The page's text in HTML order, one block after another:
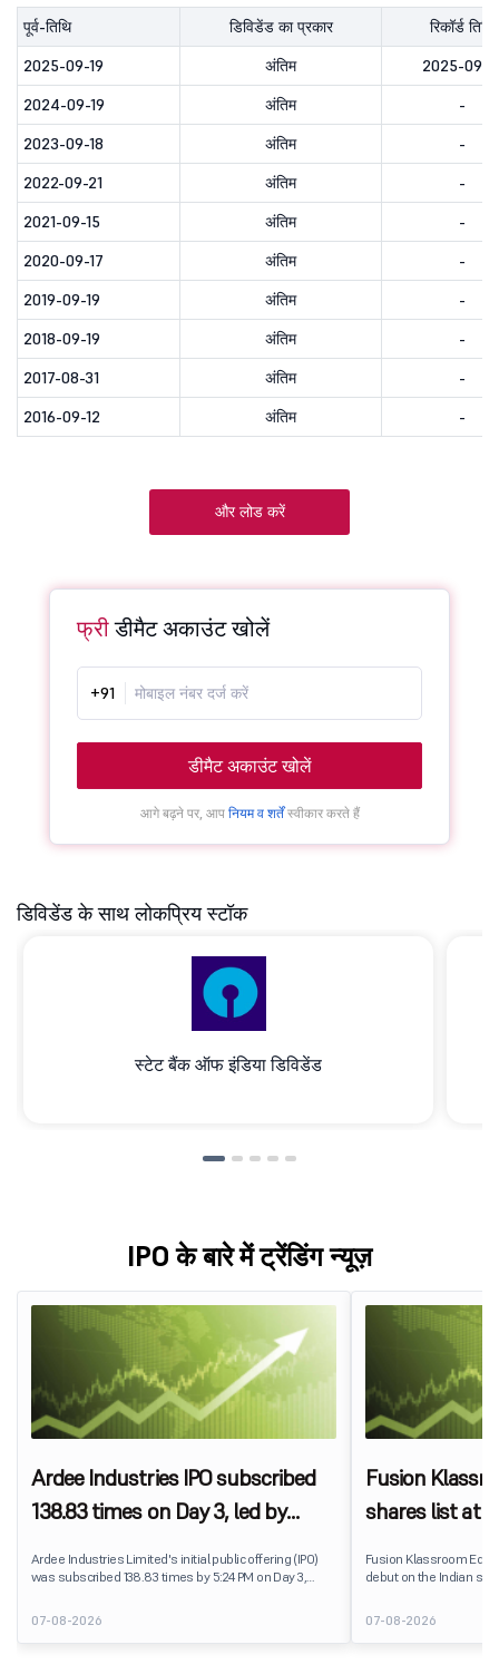
पूर्व-तिथि डिविडेंड का प्रकार
रिकॉर्ड तिथि
2025-09-19
अंतिम
2025-09-
2024-09-19
अंतिम
-
2023-09-18
अंतिम
-
2022-09-21
अंतिम
-
2021-09-15
अंतिम
-
2020-09-17
अंतिम
-
2019-09-19
अंतिम
-
2018-09-19
अंतिम
-
2017-08-31
अंतिम
-
2016-09-12
अंतिम -
और लोड करें
फ्रीडीमैट अकाउंट खोलें
+91
डीमैट अकाउंट खोलें
आगे बढ़ने पर, आप नियम व शर्तेंस्वीकार करते हैं
डिविडेंड के साथ लोकप्रिय स्टॉक
स्टेट बैंक ऑफ इंडिया डिविडेंड
IPO के बारे में ट्रेंडिंग न्यूज़
Ardee Industries IPO subscribed
138.83 times on Day 3, led by
Ardee Industries Limited's initial public offering (IPO)
was subscribed 138.83 times by 5:24 PM on Day 3,
7,80,88,05,383 shares against 5,62,46,366 shares
available for subscription.
07-08-2026
Fusion
shares list at
Fusion Klassroom
debut on the Indian
delivering a premium of
price of ₹159. The
investors, reflecting
07-08-2026